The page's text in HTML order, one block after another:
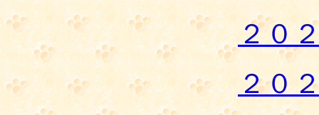
２０
２０